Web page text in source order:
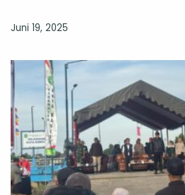
Juni 19, 2025